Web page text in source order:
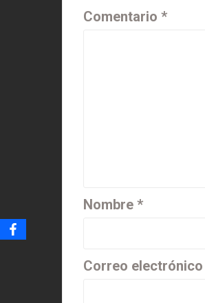
Comentario *
Nombre *
Correo electrónico